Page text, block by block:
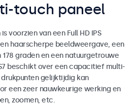
touch paneel
voorzien van een Full HD IPS
haarscherpe beeldweergave, een
graden en een natuurgetrouwe
beschikt over een capacitief multi-
gelijktijdig kan
een zeer nauwkeurige werking en
zoomen, etc.